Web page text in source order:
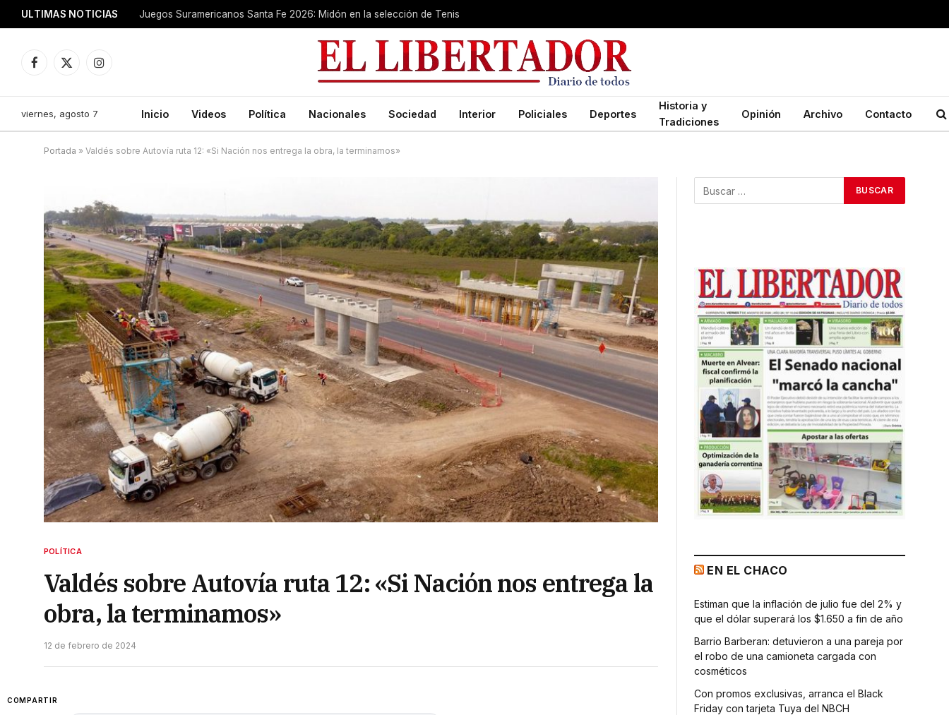
ULTIMAS NOTICIAS Juegos Suramericanos Santa Fe 2026: Midón en la selección de Tenis
Facebook
X
Instagram
viernes, agosto 7 Inicio Videos Política Nacionales Sociedad Interior Policiales Deportes
Historia y
Tradiciones
Opinión Archivo Contacto
Portada » Valdés sobre Autovía ruta 12: «Si Nación nos entrega la obra, la terminamos»
POLÍTICA
Valdés sobre Autovía ruta 12: «Si Nación nos entrega la
obra, la terminamos»
12 de febrero de 2024
COMPARTIR
EN EL CHACO
Estiman que la inflación de julio fue del 2% y
que el dólar superará los $1.650 a fin de año
Barrio Barberan: detuvieron a una pareja por
el robo de una camioneta cargada con
cosméticos
Con promos exclusivas, arranca el Black
Friday con tarjeta Tuya del NBCH